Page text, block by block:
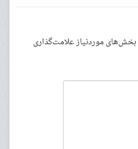
بخش‌های موردنیاز علامت‌گذاری